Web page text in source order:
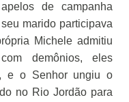
de campanha
marido participava
Michele admitiu
demônios, eles
e o Senhor ungiu o
no Rio Jordão para